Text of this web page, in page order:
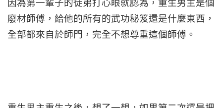
因為第一輩子的徒弟打心眼就認為，重生男主是個
廢材師傅，給他的所有的武功秘笈還是什麼東西，
全部都來自於師門，完全不想尊重這個師傅。